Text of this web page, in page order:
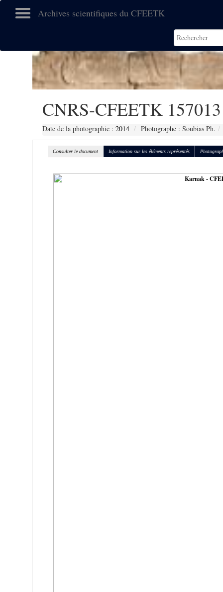
Archives scientifiques du CFEETK
CNRS-CFEETK 157013
Date de la photographie : 2014 Photographe : Soubias Ph.
Consulter le document Information sur les éléments représentés